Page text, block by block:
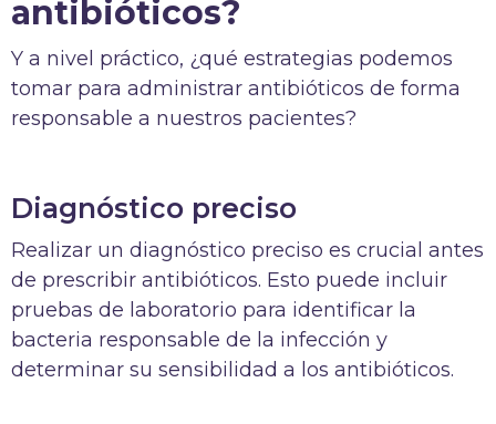
antibióticos?
Y a nivel práctico, ¿qué estrategias podemos
tomar para administrar antibióticos de forma
responsable a nuestros pacientes?
Diagnóstico preciso
Realizar un diagnóstico preciso es crucial antes
de prescribir antibióticos. Esto puede incluir
pruebas de laboratorio para identificar la
bacteria responsable de la infección y
determinar su sensibilidad a los antibióticos.